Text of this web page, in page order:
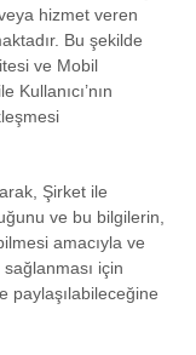
hizmet veren
Bu şekilde
ve Mobil
Şirket ile
ve bu bilgilerin,
amacıyla ve
için
paylaşılabileceğine